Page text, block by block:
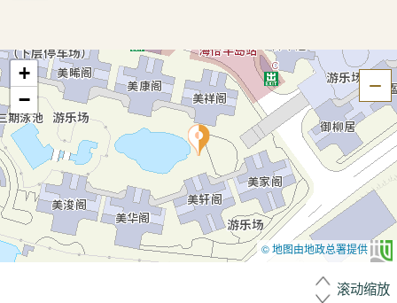
+
−
© 地图由地政总署提供
滚动缩放